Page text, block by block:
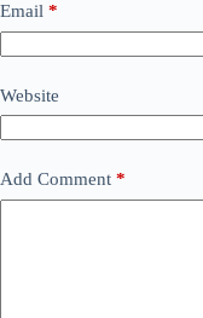
Email *
Website
Add Comment *